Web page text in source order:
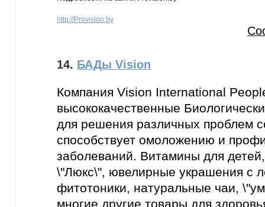
http://Provision.by
14. БАДы Vision
Компания Vision International
высококачественные
для решения различных проблем
способствует омоложению и
заболеваний. Витамины для
\"Люкс\", ювелирные украшения с
фитотоники, натуральные чаи,
многие другие товары для